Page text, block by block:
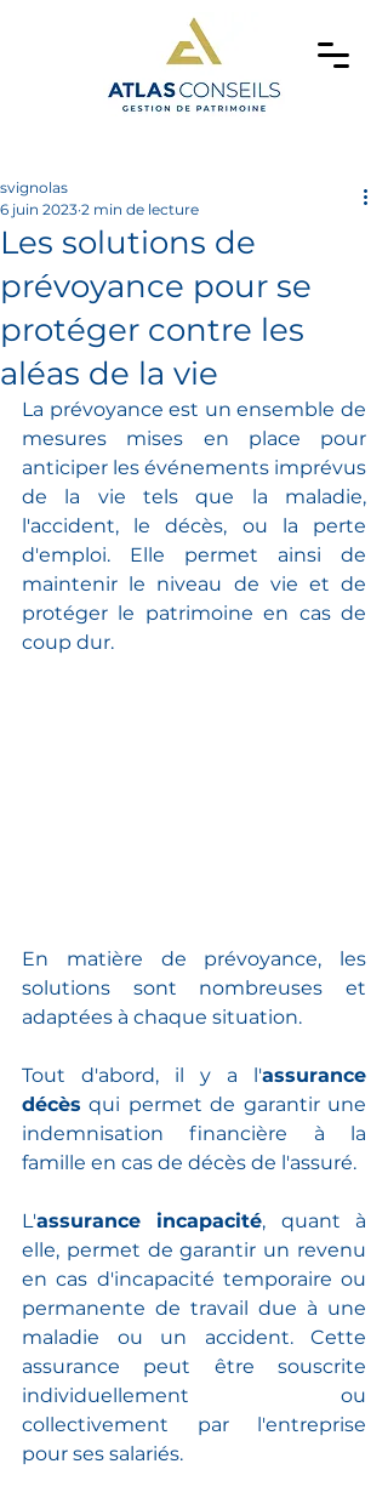
Les solutions de
prévoyance pour se
protéger contre les
aléas de la vie
svignolas
6 juin 2023 2 min de lecture
La prévoyance est un ensemble de
mesures mises en place pour
anticiper les événements imprévus
de la vie tels que la maladie,
l'accident, le décès, ou la perte
d'emploi. Elle permet ainsi de
maintenir le niveau de vie et de
protéger le patrimoine en cas de
coup dur.
En matière de prévoyance, les
solutions sont nombreuses et
adaptées à chaque situation.
Tout d'abord, il y a l'assurance
décès qui permet de garantir une
indemnisation financière à la
famille en cas de décès de l'assuré.
L'assurance incapacité, quant à
elle, permet de garantir un revenu
en cas d'incapacité temporaire ou
permanente de travail due à une
maladie ou un accident. Cette
assurance peut être souscrite
individuellement ou
collectivement par l'entreprise
pour ses salariés.